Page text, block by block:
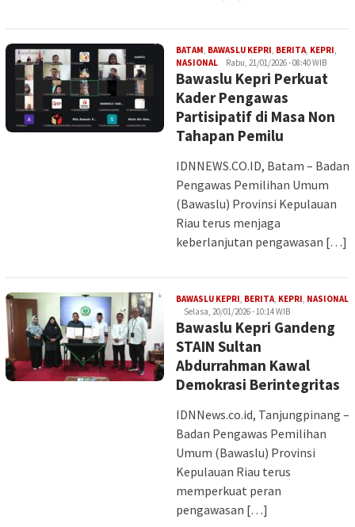
BATAM, BAWASLU KEPRI, BERITA, KEPRI,
NASIONALImanRabu, 21/01/2026 - 08:40 WIB
Bawaslu Kepri Perkuat
Kader Pengawas
Partisipatif di Masa Non
Tahapan Pemilu
IDNNEWS.CO.ID, Batam – Badan
Pengawas Pemilihan Umum
(Bawaslu) Provinsi Kepulauan
Riau terus menjaga
keberlanjutan pengawasan […]
BAWASLU KEPRI, BERITA, KEPRI, NASIONAL
Selasa, 20/01/2026 - 10:14 WIB
Bawaslu Kepri Gandeng
STAIN Sultan
Abdurrahman Kawal
Demokrasi Berintegritas
IDNNews.co.id, Tanjungpinang –
Badan Pengawas Pemilihan
Umum (Bawaslu) Provinsi
Kepulauan Riau terus
memperkuat peran
pengawasan […]